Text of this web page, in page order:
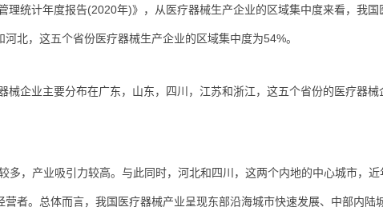
理统计年度报告(2020年)》，从医疗器械生产企业的区域集中度来看，我国
北，这五个省份医疗器械生产企业的区域集中度为54%。
械企业主要分布在广东，山东，四川，江苏和浙江，这五个省份的医疗器械
多，产业吸引力较高。与此同时，河北和四川，这两个内地的中心城市，近
者。总体而言，我国医疗器械产业呈现东部沿海城市快速发展、中部内陆